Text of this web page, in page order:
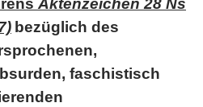
Aktenzeichen 28 Ns
bezüglich des
faschistisch